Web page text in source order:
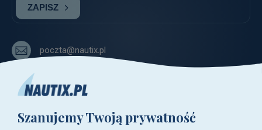
ZAPISZ
poczta@nautix.pl
+48 783-788-216
ul. Zwoleńska 23,
Szanujemy Twoją prywatność